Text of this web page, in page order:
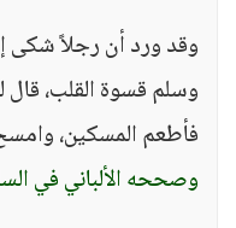
وقد ورد أن رجلاً شكى
وسلم قسوة القلب، قال
فأطعم المسكين،
وصححه الألباني في